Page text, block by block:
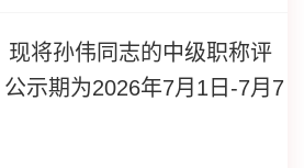
将孙伟同志的中级职称评
示期为2026年7月1日-7月7